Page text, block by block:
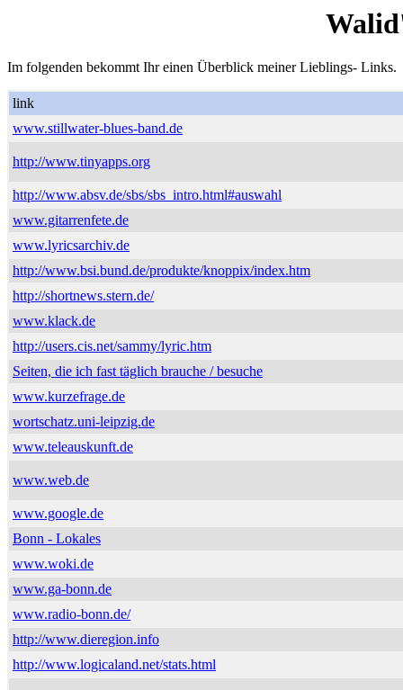
Im folgenden bekommt Ihr einen Überblick meiner Lieblings- Links.
link
www.stillwater-blues-band.de
http://www.tinyapps.org
http://www.absv.de/sbs/sbs_intro.html#auswahl
www.gitarrenfete.de
www.lyricsarchiv.de
http://www.bsi.bund.de/produkte/knoppix/index.htm
http://shortnews.stern.de/
www.klack.de
http://users.cis.net/sammy/lyric.htm
Seiten, die ich fast täglich brauche / besuche
www.kurzefrage.de
wortschatz.uni-leipzig.de
www.teleauskunft.de
www.web.de
www.google.de
Bonn - Lokales
www.woki.de
www.ga-bonn.de
www.radio-bonn.de/
http://www.dieregion.info
http://www.logicaland.net/stats.html